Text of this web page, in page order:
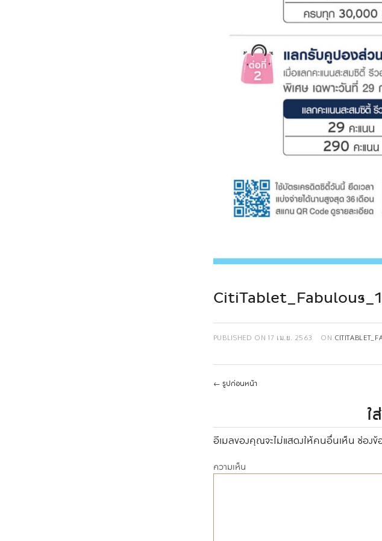
PUBLISHED ON 17 เม.ย. 2563 ON
← รูปก่อนหน้า
ใ
อีเมลของคุณจะไม่แสดงให้คนอื่นเห็น ช่องข้
ความเห็น